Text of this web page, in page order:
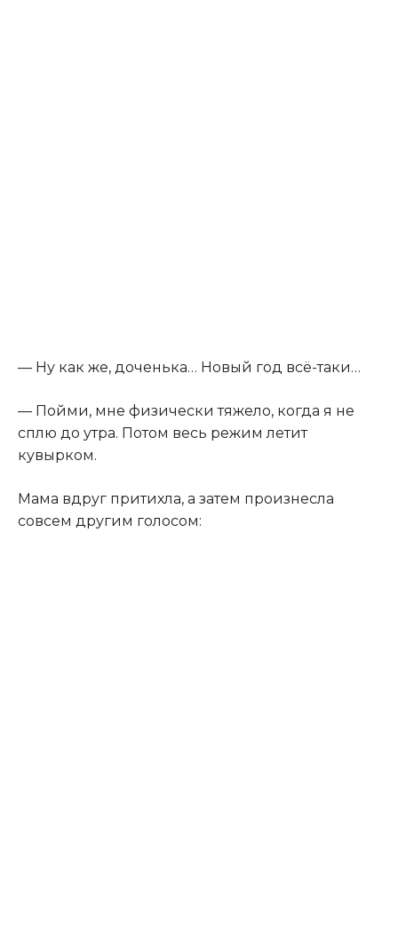
— Ну как же, доченька… Новый год всё-таки…
— Пойми, мне физически тяжело, когда я не
сплю до утра. Потом весь режим летит
кувырком.
Мама вдруг притихла, а затем произнесла
совсем другим голосом: